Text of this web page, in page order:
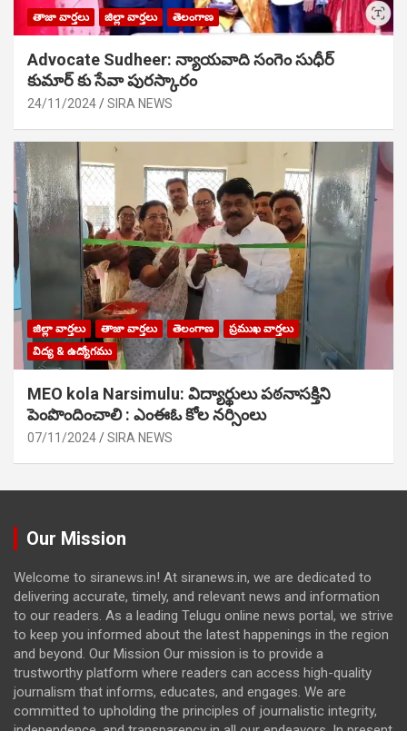
తాజా వార్తలు జిల్లా వార్తలు తెలంగాణ
Advocate Sudheer: న్యాయవాది సంగెం సుధీర్
కుమార్ కు సేవా పురస్కారం
24/11/2024 SIRA NEWS
జిల్లా వార్తలు తాజా వార్తలు తెలంగాణ
ప్రముఖ వార్తలు
విద్య & ఉద్యోగము
MEO kola Narsimulu: విద్యార్థులు పఠ‌నాసక్తిని
పెంపొందించాలి : ఎంఈఓ కోల నర్సింలు
07/11/2024 SIRA NEWS
Our Mission
Welcome to siranews.in! At siranews.in, we are dedicated to
delivering accurate, timely, and relevant news and information
to our readers. As a leading Telugu online news portal, we strive
to keep you informed about the latest happenings in the region
and beyond. Our Mission Our mission is to provide a
trustworthy platform where readers can access high-quality
journalism that informs, educates, and engages. We are
committed to upholding the principles of journalistic integrity,